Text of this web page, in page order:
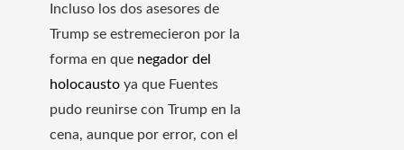
Incluso los dos asesores de
Trump se estremecieron por la
forma en que negador del
holocausto ya que Fuentes
pudo reunirse con Trump en la
cena, aunque por error, con el